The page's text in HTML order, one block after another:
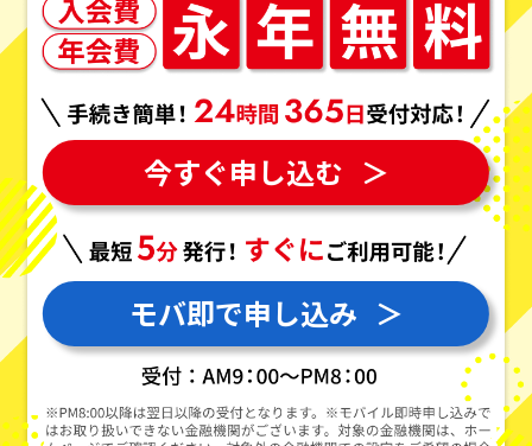
今すぐ申し込む ＞
モバ即で申し込み ＞